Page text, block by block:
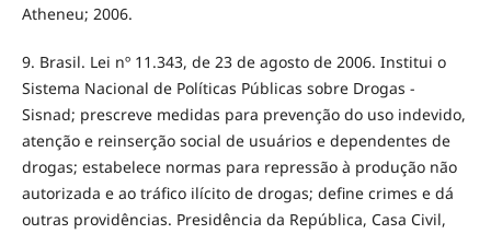
Atheneu; 2006.
9. Brasil. Lei nº 11.343, de 23 de agosto de 2006. Institui o
Sistema Nacional de Políticas Públicas sobre Drogas -
Sisnad; prescreve medidas para prevenção do uso indevido,
atenção e reinserção social de usuários e dependentes de
drogas; estabelece normas para repressão à produção não
autorizada e ao tráfico ilícito de drogas; define crimes e dá
outras providências. Presidência da República, Casa Civil,